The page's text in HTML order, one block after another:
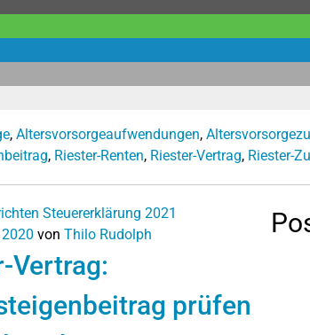
, Altersvorsorgeaufwendungen,
, Riester-Renten, Riester-Vertrag, Riester-
Steuererklärung 2021
von Thilo Rudolph
Vertrag:
prüfen